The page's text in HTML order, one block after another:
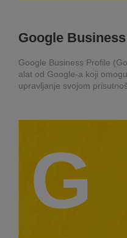
Google
Google Business Profile
alat od Google-a koji
upravljanje svojom
G